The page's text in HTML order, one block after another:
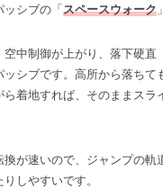
ッシブの「スペースウォーク
中制御が上がり、落下硬直
シブです。高所から落ちて
着地すれば、そのままスラ
換が速いので、ジャンプの軌
しやすいです。